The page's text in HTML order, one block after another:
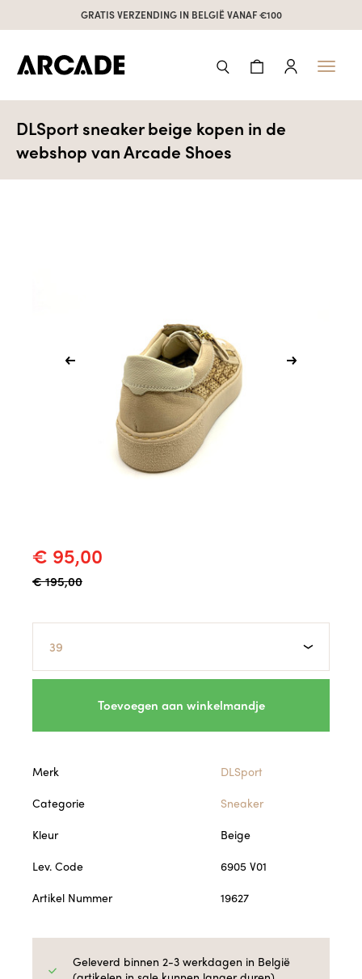
GRATIS VERZENDING IN BELGIË VANAF €100
Toggle
DLSport sneaker beige kopen in de
webshop van Arcade Shoes
€ 95,00
€ 195,00
Toevoegen aan winkelmandje
Merk
DLSport
Categorie
Sneaker
Kleur
Beige
Lev. Code
6905 V01
Artikel Nummer
19627
Geleverd binnen 2-3 werkdagen in België